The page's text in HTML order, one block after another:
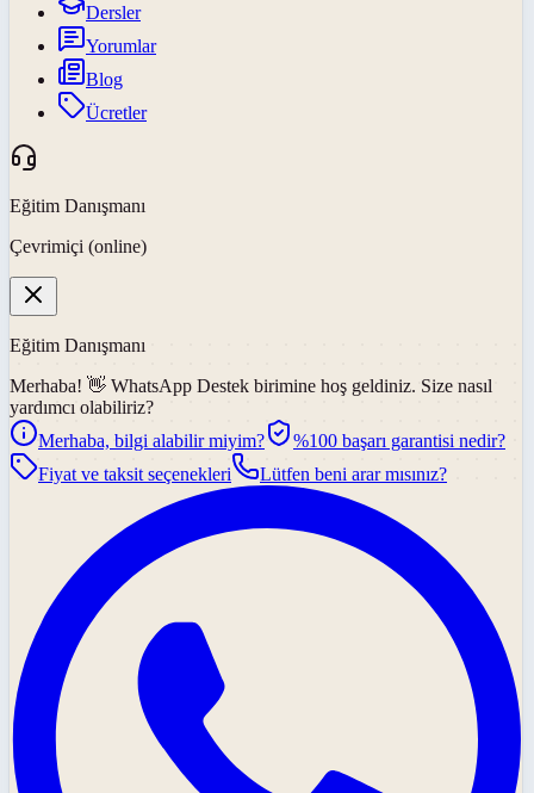
Dersler
Yorumlar
Blog
Ücretler
Eğitim Danışmanı
Çevrimiçi (online)
Eğitim Danışmanı
Merhaba! 👋 WhatsApp Destek birimine hoş geldiniz. Size nasıl
yardımcı olabiliriz?
Merhaba, bilgi alabilir miyim?
%100 başarı garantisi nedir?
Fiyat ve taksit seçenekleri
Lütfen beni arar mısınız?